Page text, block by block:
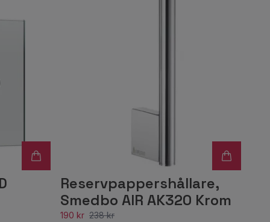
Reservpappershållare,
Smedbo AIR AK320 Krom
190 kr 238 kr